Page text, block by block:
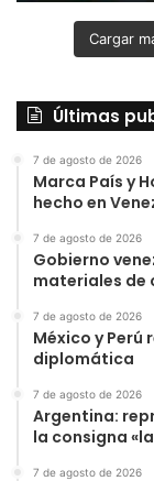
Cargar
Últimas
7 de agosto de 2026
Marca País y
hecho en
7 de agosto de 2026
Gobierno
materiales de
7 de agosto de 2026
México y
diplomática
7 de agosto de 2026
Argentina:
la consigna
7 de agosto de 2026